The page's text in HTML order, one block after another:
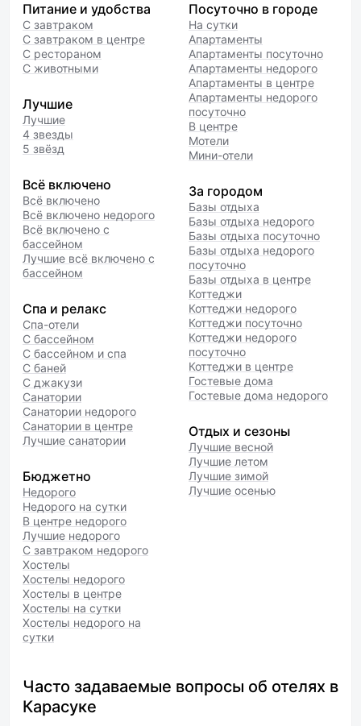
Питание и удобства
С завтраком
С завтраком в центре
С рестораном
С животными
Лучшие
Лучшие
4 звезды
5 звёзд
Всё включено
Всё включено
Всё включено недорого
Всё включено с
бассейном
Лучшие всё включено с
бассейном
Спа и релакс
Спа-отели
С бассейном
С бассейном и спа
С баней
С джакузи
Санатории
Санатории недорого
Санатории в центре
Лучшие санатории
Бюджетно
Недорого
Недорого на сутки
В центре недорого
Лучшие недорого
С завтраком недорого
Хостелы
Хостелы недорого
Хостелы в центре
Хостелы на сутки
Хостелы недорого на
сутки
Посуточно в городе
На сутки
Апартаменты
Апартаменты посуточно
Апартаменты недорого
Апартаменты в центре
Апартаменты недорого
посуточно
В центре
Мотели
Мини-отели
За городом
Базы отдыха
Базы отдыха недорого
Базы отдыха посуточно
Базы отдыха недорого
посуточно
Базы отдыха в центре
Коттеджи
Коттеджи недорого
Коттеджи посуточно
Коттеджи недорого
посуточно
Коттеджи в центре
Гостевые дома
Гостевые дома недорого
Отдых и сезоны
Лучшие весной
Лучшие летом
Лучшие зимой
Лучшие осенью
Часто задаваемые вопросы об отелях в
Карасуке